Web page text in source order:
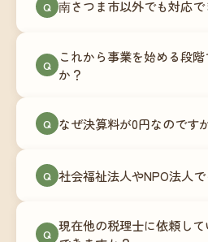
Q 南さつま市以外でも対応で
Zoomやチャットツールを
り取りが中心ですので、
の事業者さまにご利用いた
Q
これから事業を始める段
か？
180,000円〜）をご用意し
談にも対応しています。
Q なぜ決算料が0円なのです
次で進めています。その
リプション型の料金体系を
Q 社会福祉法人やNPO法人
は営利法人とは会計基準
Q 現在他の税理士に依頼して